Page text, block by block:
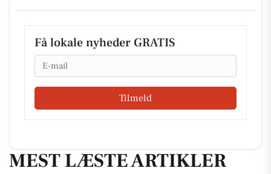
Få lokale nyheder GRATIS
Email
Tilmeld
MEST LÆSTE ARTIKLER